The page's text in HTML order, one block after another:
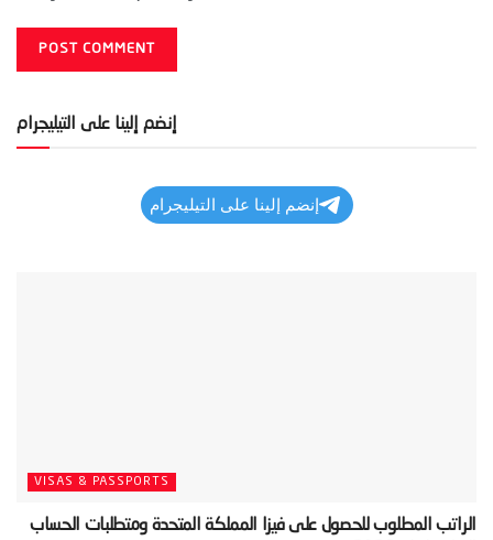
إنضم إلينا على التيليجرام
إنضم إلينا على التيليجرام
VISAS & PASSPORTS
‫الراتب المطلوب للحصول على فيزا المملكة المتحدة ومتطلبات الحساب